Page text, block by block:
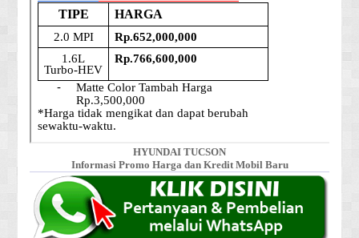
HYUNDAI TUCSON
Informasi Promo Harga dan Kredit Mobil Baru